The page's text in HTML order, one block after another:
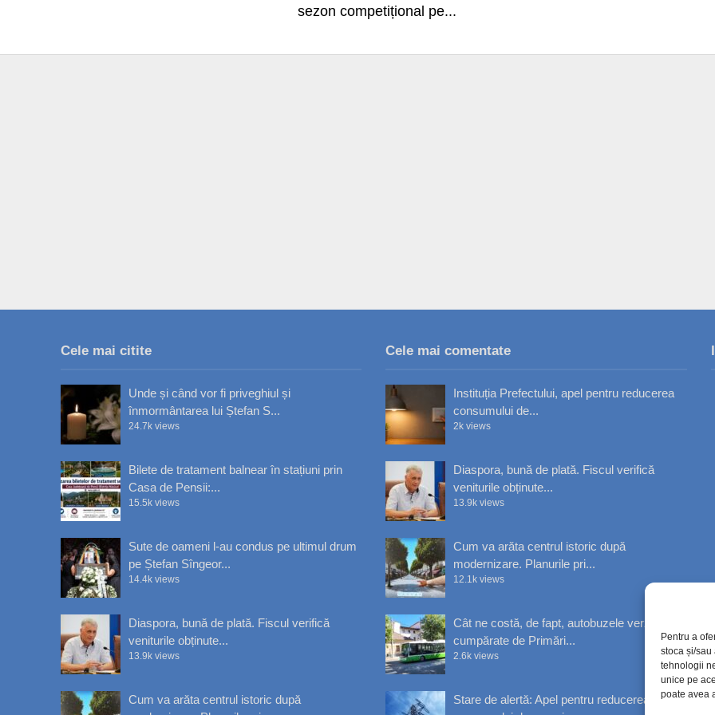
Pentru a
stoca și/sau
tehnologii
unice pe
poate avea
sezon competițional pe...
Cele mai citite
Unde și când vor fi priveghiul și
înmormântarea lui Ștefan S...
24.7k views
Bilete de tratament balnear în stațiuni prin
Casa de Pensii:...
15.5k views
Sute de oameni l-au condus pe ultimul drum
pe Ștefan Sîngeor...
14.4k views
Diaspora, bună de plată. Fiscul verifică
veniturile obținute...
13.9k views
Cum va arăta centrul istoric după
Cele mai comentate
Instituția Prefectului, apel pentru reducerea
consumului de...
2k views
Diaspora, bună de plată. Fiscul verifică
veniturile obținute...
13.9k views
Cum va arăta centrul istoric după
modernizare. Planurile pri...
12.1k views
Cât ne costă, de fapt, autobuzele verzi
cumpărate de Primări...
2.6k views
Stare de alertă: Apel pentru reducerea